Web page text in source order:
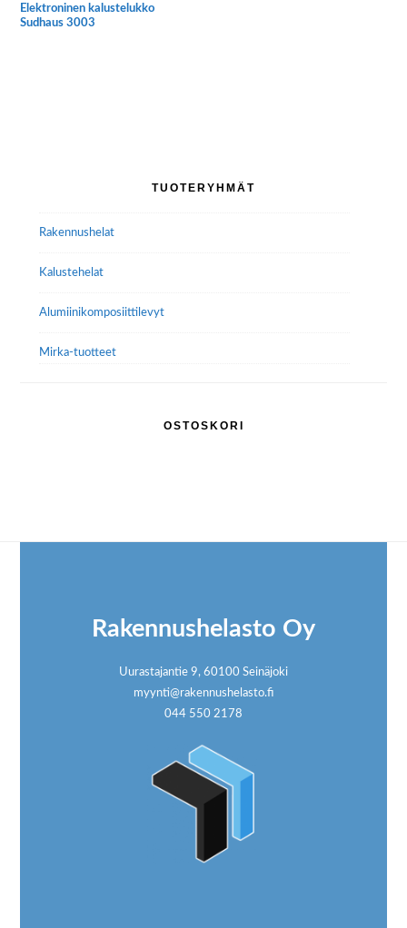
Elektroninen kalustelukko
Sudhaus 3003
TUOTERYHMÄT
Rakennushelat
Kalustehelat
Alumiini­komposiitti­levyt
Mirka-tuotteet
OSTOSKORI
Rakennushelasto Oy
Uurastajantie 9, 60100 Seinäjoki
myynti@rakennushelasto.fi
044 550 2178